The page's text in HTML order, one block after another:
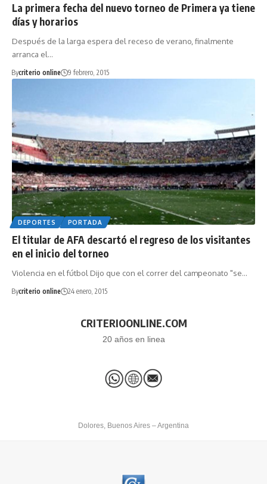
La primera fecha del nuevo torneo de Primera ya tiene
días y horarios
Después de la larga espera del receso de verano, finalmente
arranca el…
Bycriterio online 9 febrero, 2015
DEPORTES PORTADA
El titular de AFA descartó el regreso de los visitantes
en el inicio del torneo
Violencia en el fútbol Dijo que con el correr del campeonato "se…
Bycriterio online 24 enero, 2015
CRITERIOONLINE.COM
20 años en linea
Dolores, Buenos Aires – Argentina